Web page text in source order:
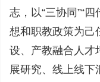
志，以“三协同”“
想和职教政策为己
设、产教融合人才
展研究、线上线下